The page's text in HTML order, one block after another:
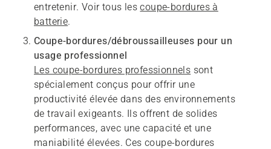
entretenir. Voir tous lescoupe-bordures à
batterie.
Coupe-bordures/débroussailleuses pour un
usage professionnel
Les coupe-bordures professionnels sont
spécialement conçus pour offrir une
productivité élevée dans des environnements
de travail exigeants. Ils offrent de solides
performances, avec une capacité et une
maniabilité élevées. Ces coupe-bordures